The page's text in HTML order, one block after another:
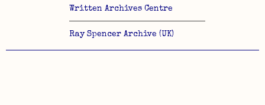
Written Archives Centre
Ray Spencer Archive (UK)